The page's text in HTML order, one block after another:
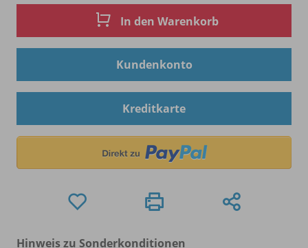
In den Warenkorb
Kundenkonto
Kreditkarte
Hinweis zu Sonderkonditionen